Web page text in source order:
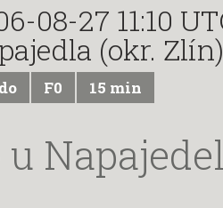
08-27 11:10
(okr. Zlín)
F0 15 min